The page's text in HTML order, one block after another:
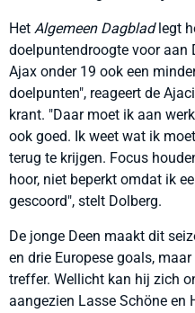
Het Algemeen Dagbladlegt
doelpuntendroogte voor aan
Ajax onder 19 ook een
doelpunten", reageert de
krant. "Daar moet ik aan
ook goed. Ik weet wat ik
terug te krijgen. Focus
hoor, niet beperkt omdat ik
gescoord", stelt Dolberg.
De jonge Deen maakt dit
en drie Europese goals,
treffer. Wellicht kan hij zich
aangezien Lasse Schöne en